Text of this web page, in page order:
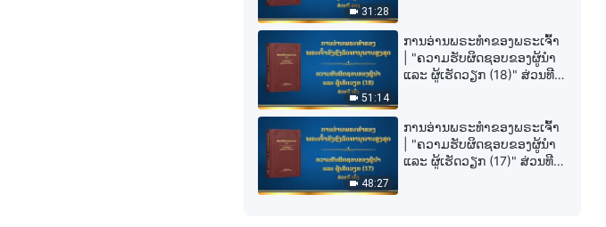
31:28
51:14
ການອ່ານພຣະທຳຂອງພຣະເຈົ້າ
| "ຄວາມຮັບຜິດຊອບຂອງຜູ້ນໍາ
ແລະ ຜູ້ເຮັດວຽກ (18)" ສ່ວນທີ
48:27
ການອ່ານພຣະທຳຂອງພຣະເຈົ້າ
| "ຄວາມຮັບຜິດຊອບຂອງຜູ້ນໍາ
ແລະ ຜູ້ເຮັດວຽກ (17)" ສ່ວນທີ